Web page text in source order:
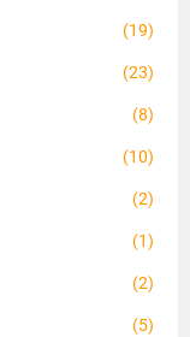
(19)
(23)
(8)
(10)
(2)
(1)
(2)
(5)